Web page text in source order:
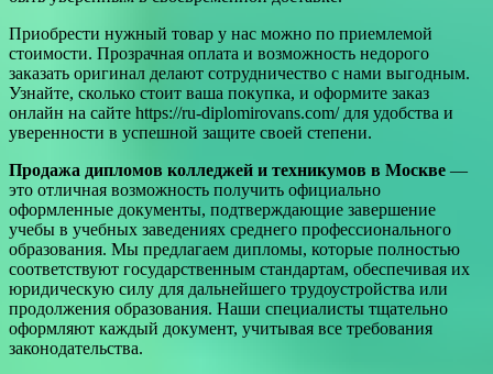
Приобрести нужный товар у нас можно по приемлемой
стоимости. Прозрачная оплата и возможность недорого
заказать оригинал делают сотрудничество с нами выгодным.
Узнайте, сколько стоит ваша покупка, и оформите заказ
онлайн на сайте https://ru-diplomirovans.com/ для удобства и
уверенности в успешной защите своей степени.
Продажа дипломов колледжей и техникумов в Москве —
это отличная возможность получить официально
оформленные документы, подтверждающие завершение
учебы в учебных заведениях среднего профессионального
образования. Мы предлагаем дипломы, которые полностью
соответствуют государственным стандартам, обеспечивая их
юридическую силу для дальнейшего трудоустройства или
продолжения образования. Наши специалисты тщательно
оформляют каждый документ, учитывая все требования
законодательства.